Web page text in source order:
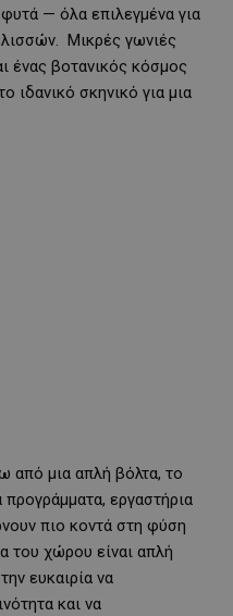
— όλα επιλεγμένα για
Μικρές γωνιές
ένας βοτανικός κόσμος
ιδανικό σκηνικό για μια
από μια απλή βόλτα, το
εργαστήρια
πιο κοντά στη φύση
του χώρου είναι απλή
ευκαιρία να
και να